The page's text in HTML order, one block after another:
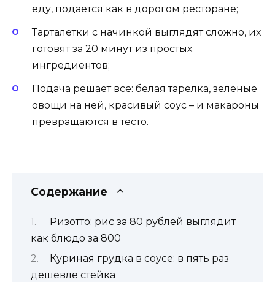
еду, подается как в дорогом ресторане;
Тарталетки с начинкой выглядят сложно, их
готовят за 20 минут из простых
ингредиентов;
Подача решает все: белая тарелка, зеленые
овощи на ней, красивый соус – и макароны
превращаются в тесто.
Содержание
Ризотто: рис за 80 рублей выглядит
как блюдо за 800
Куриная грудка в соусе: в пять раз
дешевле стейка